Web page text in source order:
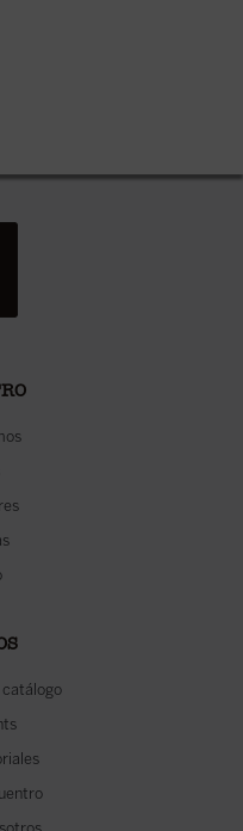
catálogo